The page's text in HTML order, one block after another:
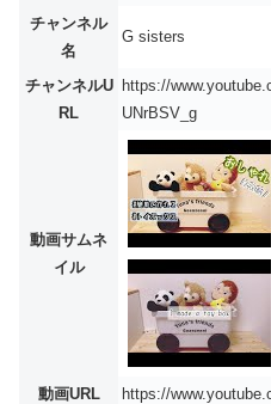
チャンネル
名
G sisters
チャンネルU
RL
https://
UNrBSV_g
動画サムネ
イル
動画URL https://